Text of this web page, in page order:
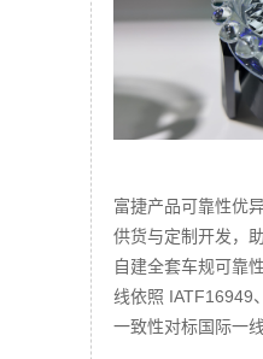
富捷产品可靠性优
供货与定制开发，
自建全套车规可靠
线依照 IATF16949
一致性对标国际一线